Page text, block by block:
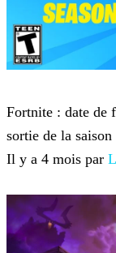
Fortnite : date de
sortie de la saison
Il y a 4 mois par